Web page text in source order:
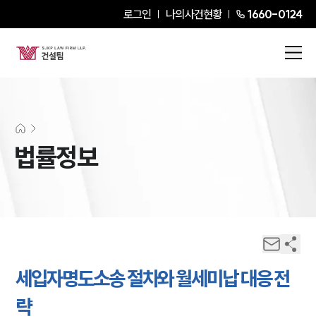
로그인 나의사건현황 1660-0124
법률정보
세입자명도소송 절차와 월세미납 대응 전
략